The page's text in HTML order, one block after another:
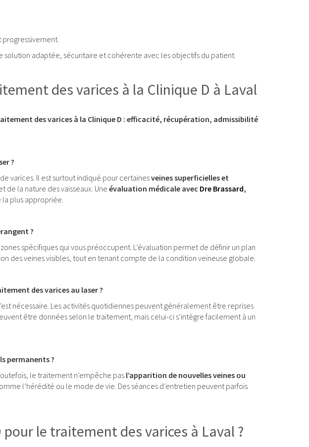
progressivement.
solution adaptée, sécuritaire et cohérente avec les objectifs du patient.
des varices à la Clinique D à Laval
des varices à la Clinique D : efficacité, récupération, admissibilité
?
varices. Il est surtout indiqué pour certainesveines superficielles et
la nature des vaisseaux. Uneévaluation médicale avec Dre Brassard,
plus appropriée.
?
spécifiques qui vous préoccupent. L’évaluation permet de définir un plan
des veines visibles, tout en tenant compte de la condition veineuse globale.
des varices au laser ?
nécessaire. Les activités quotidiennes peuvent généralement être reprises
être données selon le traitement, mais celui-ci s’intègre facilement à un
permanents ?
le traitement n’empêche pas l’apparition de nouvelles veines ou
l’hérédité ou le mode de vie. Des séances d’entretien peuvent parfois
le traitement des varices à Laval ?